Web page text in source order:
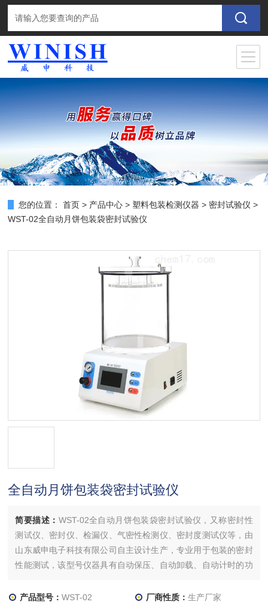
您的位置： 首页 > 产品中心 > 塑料包装检测仪器 > 密封试验仪 >
WST-02全自动月饼包装袋密封试验仪
全自动月饼包装袋密封试验仪
简要描述： WST-02全自动月饼包装袋密封试验仪，又称密封性
测试仪、密封仪、检漏仪、气密性检测仪、密封度测试仪等，由
山东威申电子科技有限公司自主设计生产，专业用于包装的密封
性能测试，该型号仪器具有自动保压、自动卸载、自动计时的功
产品型号：WST-02 厂商性质： 生产厂家